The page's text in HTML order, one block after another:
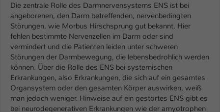
Die zentrale Rolle des Darmnervensystems ENS ist bei
angeborenen, den Darm betreffenden, nervenbedingten
Störungen, wie Morbus Hirschsprung gut bekannt. Hier
fehlen bestimmte Nervenzellen im Darm oder sind
vermindert und die Patienten leiden unter schweren
Störungen der Darmbewegung, die lebensbedrohlich werden
können. Über die Rolle des ENS bei systemischen
Erkrankungen, also Erkrankungen, die sich auf ein gesamtes
Organsystem oder den gesamten Körper auswirken, weiß
man jedoch weniger. Hinweise auf ein gestörtes ENS gibt es
bei neurodegenerativen Erkrankungen wie der amyotrophen
Zweck
kann der eingeloggte Benutzer
wiedererkannt werden und es wird ihm
Zugang zu geschützten Bereichen
gewährt.
Name be_typo_user
Anbieter TYPO3